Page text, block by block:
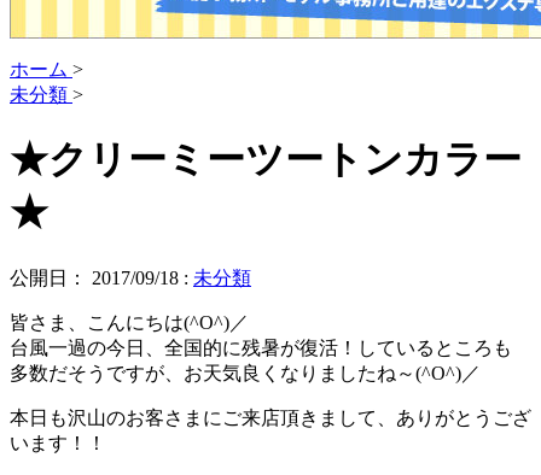
ホーム >
未分類 >
★クリーミーツートンカラー
★
公開日： 2017/09/18 : 未分類
皆さま、こんにちは(^O^)／
台風一過の今日、全国的に残暑が復活！しているところも
多数だそうですが、お天気良くなりましたね～(^O^)／
本日も沢山のお客さまにご来店頂きまして、ありがとうござ
います！！